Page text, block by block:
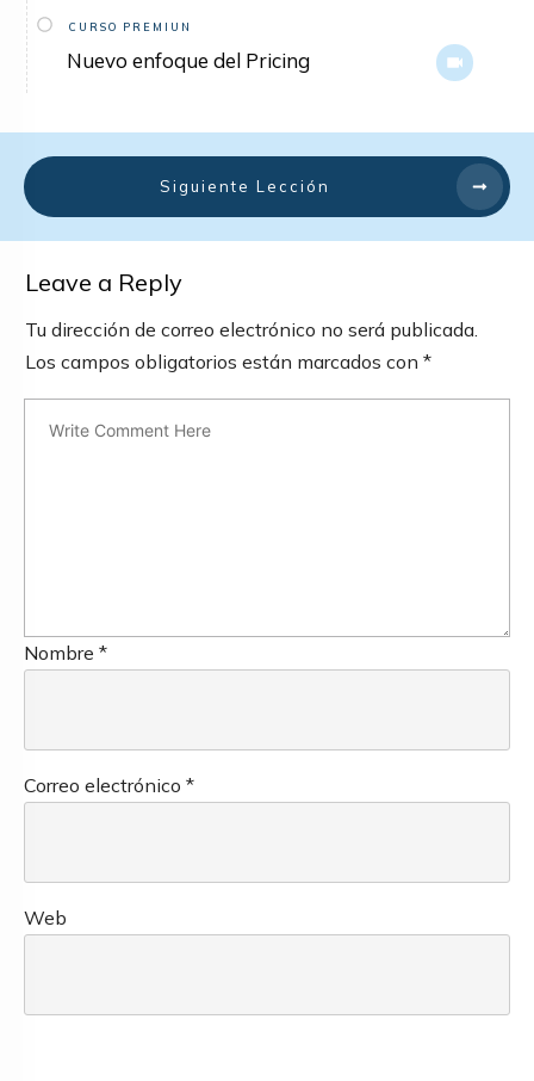
CURSO PREMIUN
Nuevo enfoque del Pricing
Siguiente Lección
Leave a Reply
Tu dirección de correo electrónico no será publicada.
Los campos obligatorios están marcados con *
Nombre *
Correo electrónico *
Web